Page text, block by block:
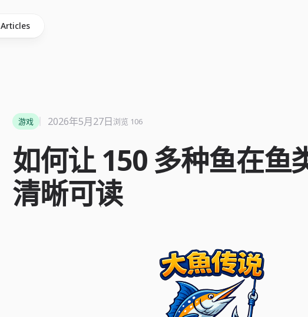
Articles
如何让 150 多种鱼在鱼
清晰可读
游戏 2026年5月27日浏览 106